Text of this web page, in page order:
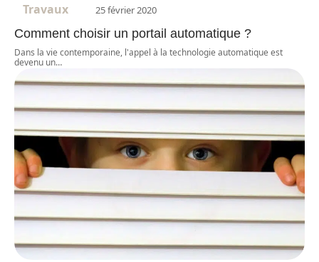
Travaux 25 février 2020
Comment choisir un portail automatique ?
Dans la vie contemporaine, l'appel à la technologie automatique est
devenu un…